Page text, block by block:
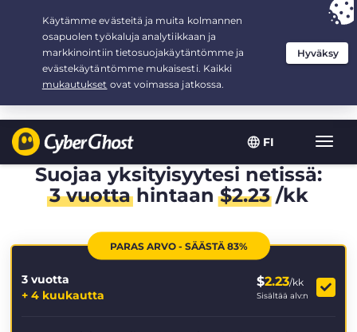
FI
Your choice:The Best Deal for 3.3333333333333-years at $
/month
Suojaa yksityisyytesi netissä:
3 vuottahintaan$2.23/kk
PARAS ARVO - SÄÄSTÄ 83%
3 vuotta
+ 4 kuukautta
$2.23/kk
Sisältää alv:n